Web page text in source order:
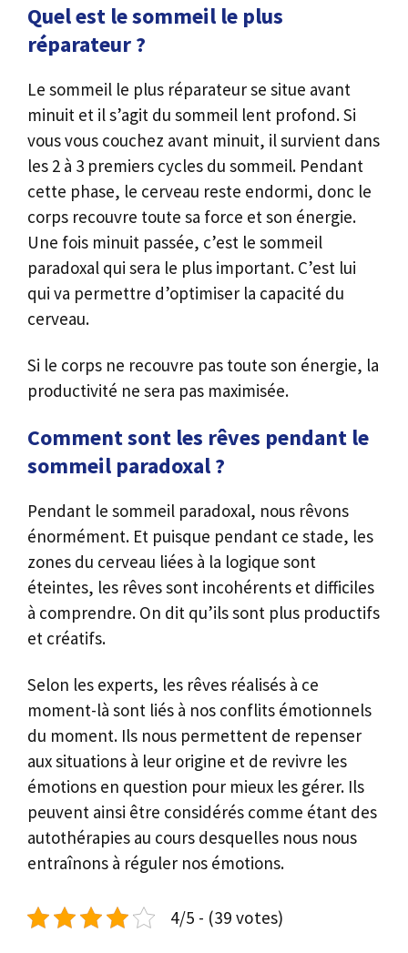
Quel est le sommeil le plus
réparateur ?
Le sommeil le plus réparateur se situe avant
minuit et il s’agit du sommeil lent profond. Si
vous vous couchez avant minuit, il survient dans
les 2 à 3 premiers cycles du sommeil. Pendant
cette phase, le cerveau reste endormi, donc le
corps recouvre toute sa force et son énergie.
Une fois minuit passée, c’est le sommeil
paradoxal qui sera le plus important. C’est lui
qui va permettre d’optimiser la capacité du
cerveau.
Si le corps ne recouvre pas toute son énergie, la
productivité ne sera pas maximisée.
Comment sont les rêves pendant le
sommeil paradoxal ?
Pendant le sommeil paradoxal, nous rêvons
énormément. Et puisque pendant ce stade, les
zones du cerveau liées à la logique sont
éteintes, les rêves sont incohérents et difficiles
à comprendre. On dit qu’ils sont plus productifs
et créatifs.
Selon les experts, les rêves réalisés à ce
moment-là sont liés à nos conflits émotionnels
du moment. Ils nous permettent de repenser
aux situations à leur origine et de revivre les
émotions en question pour mieux les gérer. Ils
peuvent ainsi être considérés comme étant des
autothérapies au cours desquelles nous nous
entraînons à réguler nos émotions.
4/5 - (39 votes)